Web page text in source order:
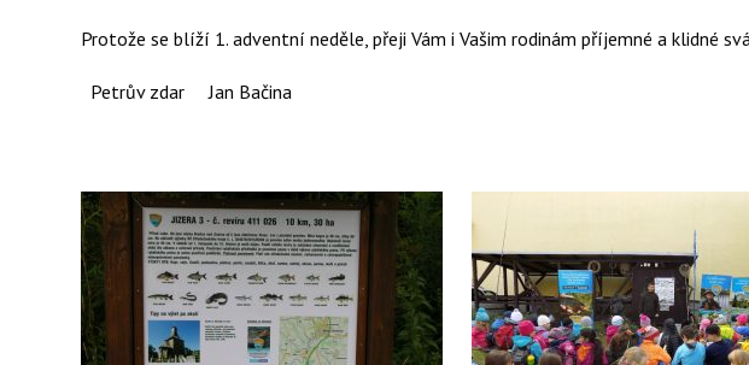
Protože se blíží 1. adventní neděle, přeji Vám i Vašim rodinám příjemné a klidné
Petrův zdar Jan Bačina